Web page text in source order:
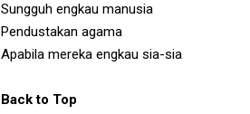
Sungguh engkau manusia
Pendustakan agama
Apabila mereka engkau sia-sia
Back to Top